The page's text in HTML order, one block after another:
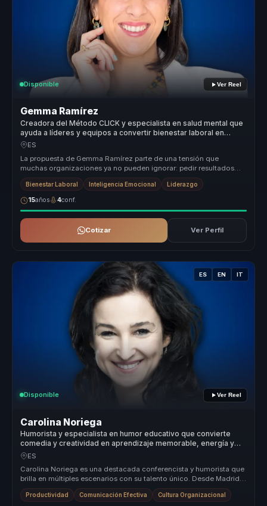
Disponible Ver Reel
Gemma Ramírez
Creadora del Método CLICK y especialista en salud mental que
ayuda a líderes y equipos a convertir bienestar laboral en
productividad, foco y resiliencia.
ES
La propuesta de Gemma Ramírez parte de una tensión que
muchas organizaciones ya no pueden ignorar: pedir resultados
altos en contextos do...
Bienestar Laboral Inteligencia Emocional Liderazgo
15años 4conf.
Cotizar Ver Perfil
ES EN IT
Disponible Ver Reel
Carolina Noriega
Humorista y especialista en humor educativo que convierte
comedia y creatividad en aprendizaje memorable, energía y
productividad para equipos.
ES
Carolina Noriega es una destacada conferencista y humorista que
brilla en múltiples escenarios con su talento único. Desde Madrid,
conect...
Productividad Comunicación Efectiva Cultura Organizacional